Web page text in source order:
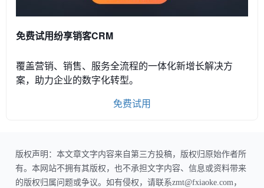
免费试用纷享销客CRM
覆盖营销、销售、服务全流程的一体化新增长解决方
案，助力企业的数字化转型。
免费试用
版权声明：本文章文字内容来自第三方投稿，版权归原始作者所
有。本网站不拥有其版权，也不承担文字内容、信息或资料带来
的版权归属问题或争议。如有侵权，请联系zmt@fxiaoke.com，